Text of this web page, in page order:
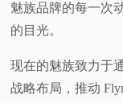
魅族品牌的每一次
的目光。
现在的魅族致力于
战略布局，推动